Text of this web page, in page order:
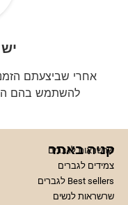
אחרי שביצעתם
להשתמש בהם
קניה באתר
שרשראות לגברים
צמידים לגברים
Best sellers לגברים
שרשראות לנשים